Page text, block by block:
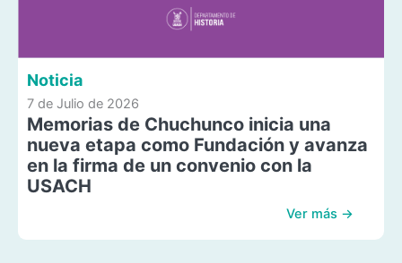
Noticia
7 de Julio de 2026
Memorias de Chuchunco inicia una
nueva etapa como Fundación y avanza
en la firma de un convenio con la
USACH
Ver más →